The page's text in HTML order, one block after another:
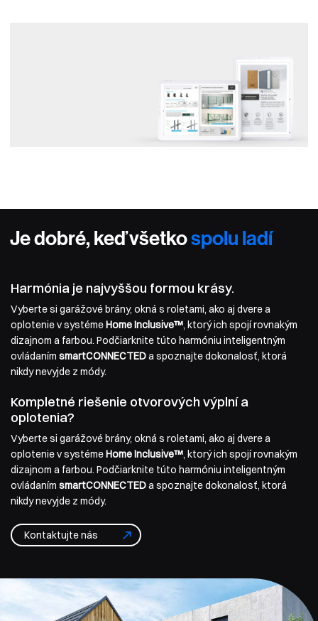
Je dobré, keď všetkospolu ladí
Harmónia je najvyššou formou krásy.
Vyberte si garážové brány, okná s roletami, ako aj dvere a
oplotenie v systémeHome Inclusive™, ktorý ich spojí rovnakým
dizajnom a farbou. Podčiarknite túto harmóniu inteligentným
ovládaním smartCONNECTEDa spoznajte dokonalosť, ktorá
nikdy nevyjde z módy.
Kompletné riešenie otvorových výplní a
oplotenia?
Vyberte si garážové brány, okná s roletami, ako aj dvere a
oplotenie v systémeHome Inclusive™, ktorý ich spojí rovnakým
dizajnom a farbou. Podčiarknite túto harmóniu inteligentným
ovládaním smartCONNECTEDa spoznajte dokonalosť, ktorá
nikdy nevyjde z módy.
Kontaktujte nás